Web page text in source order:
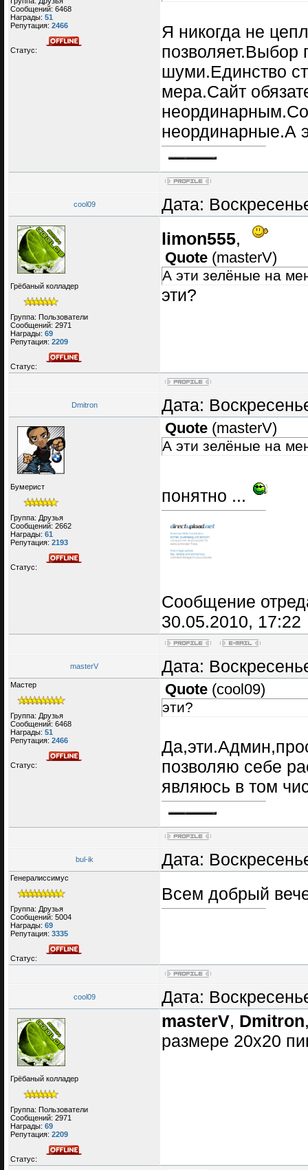
Сообщений: 6468
Награды: 51
Репутация: 2466
Статус:
Я никогда не
шуми.Единство
мера.Сайт
неординарные.А
cool09 Дата:
Грёбаный колладер
Группа: Пользователи
Сообщений: 2971
Награды: 69
Репутация: 2209
Статус:
limon555,
Quote (masterV)
А эти зелёные на
эти?
Dmitron Дата:
Бумерист
Группа: Друзья
Сообщений: 2662
Награды: 61
Репутация: 2193
Статус:
Quote (masterV)
А эти зелёные на
понятно ...
Сообщение
30.05.2010, 17:22
masterV Дата:
Мастер
Группа: Друзья
Сообщений: 6468
Награды: 51
Репутация: 2466
Статус:
Quote (cool09)
эти?
позволяю себе
являюсь в том
bul-ik Дата:
Генералиссимус
Группа: Друзья
Сообщений: 5004
Награды: 69
Репутация: 3335
Статус:
Всем добрый
cool09 Дата:
Грёбаный колладер
Группа: Пользователи
Сообщений: 2971
Награды: 69
Репутация: 2209
Статус:
masterV, Dmitron
размере 20х20